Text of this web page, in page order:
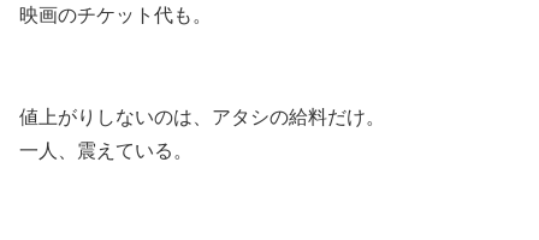
映画のチケット代も。
値上がりしないのは、アタシの給料だけ。
一人、震えている。